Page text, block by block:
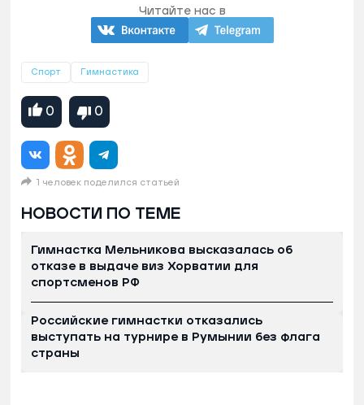
Читайте нас в
Спорт Гимнастика
0 0
1 человек поделился статьей
НОВОСТИ ПО ТЕМЕ
Гимнастка Мельникова высказалась об
отказе в выдаче виз Хорватии для
спортсменов РФ
Российские гимнастки отказались
выступать на турнире в Румынии без флага
страны